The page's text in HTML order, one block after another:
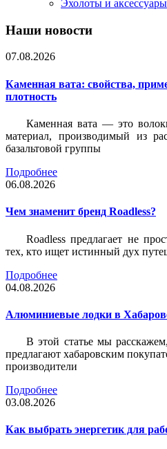
Эхолоты и аксессуары
Наши новости
07.08.2026
Каменная вата: свойства,
плотность
Каменная вата — это
материал, производимый из
базальтовой группы
Подробнее
06.08.2026
Чем знаменит бренд Roadless?
Roadless предлагает не
тех, кто ищет истинный дух
Подробнее
04.08.2026
Алюминиевые лодки в
В этой статье мы
предлагают хабаровским
производители
Подробнее
03.08.2026
Как выбрать энергетик для